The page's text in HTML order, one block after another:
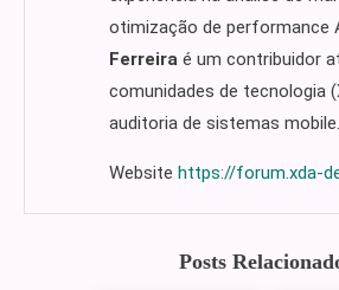
otimização de performance
Ferreira é um contribuidor
comunidades de tecnologia
auditoria de sistemas mobile.
Website https://forum.xda-
Posts